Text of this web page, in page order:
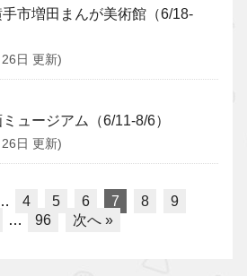
市増田まんが美術館（6/18-
日 更新)
ュージアム（6/11-8/6）
日 更新)
4 5 6 7 8
9
… 96 次へ »